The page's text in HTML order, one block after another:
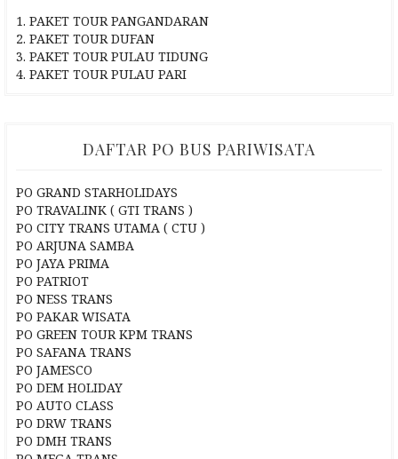
1. PAKET TOUR PANGANDARAN
2. PAKET TOUR DUFAN
3. PAKET TOUR PULAU TIDUNG
4. PAKET TOUR PULAU PARI
DAFTAR PO BUS PARIWISATA
PO GRAND STARHOLIDAYS
PO TRAVALINK ( GTI TRANS )
PO CITY TRANS UTAMA ( CTU )
PO ARJUNA SAMBA
PO JAYA PRIMA
PO PATRIOT
PO NESS TRANS
PO PAKAR WISATA
PO GREEN TOUR KPM TRANS
PO SAFANA TRANS
PO JAMESCO
PO DEM HOLIDAY
PO AUTO CLASS
PO DRW TRANS
PO DMH TRANS